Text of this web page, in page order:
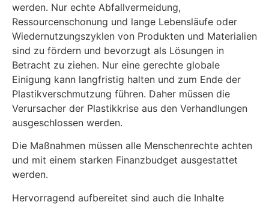
werden. Nur echte Abfallvermeidung,
Ressourcenschonung und lange Lebensläufe oder
Wiedernutzungszyklen von Produkten und Materialien
sind zu fördern und bevorzugt als Lösungen in
Betracht zu ziehen. Nur eine gerechte globale
Einigung kann langfristig halten und zum Ende der
Plastikverschmutzung führen. Daher müssen die
Verursacher der Plastikkrise aus den Verhandlungen
ausgeschlossen werden.
Die Maßnahmen müssen alle Menschenrechte achten
und mit einem starken Finanzbudget ausgestattet
werden.
Hervorragend aufbereitet sind auch die Inhalte